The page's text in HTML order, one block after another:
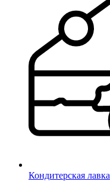
Кондитерская лавка